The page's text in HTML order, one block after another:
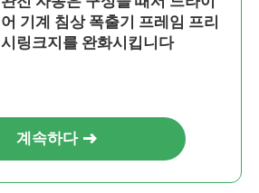
어 기계 침상 폭출기 프레임 프리
시링크지를 완화시킵니다
계속하다